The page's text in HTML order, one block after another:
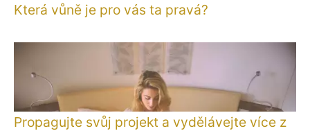
Která vůně je pro vás ta pravá?
Propagujte svůj projekt a vydělávejte více z